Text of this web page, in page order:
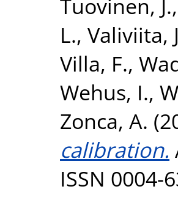
Tuovinen, J.,
L., Valiviita,
Villa, F.,
Wehus, I.,
Zonca, A.
calibration.
ISSN 0004-